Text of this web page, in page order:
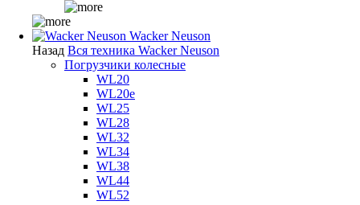
Wacker Neuson
Назад Вся техника Wacker Neuson
Погрузчики колесные
WL20
WL20e
WL25
WL28
WL32
WL34
WL38
WL44
WL52